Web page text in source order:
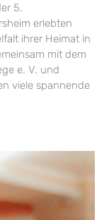
5.
erlebten
ihrer Heimat in
mit dem
e. V. und
viele spannende